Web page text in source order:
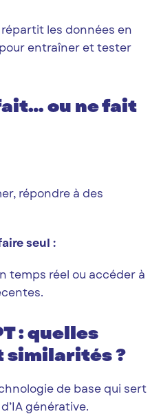
répartit les données en
entraîner et tester
ou ne fait
répondre à des
seul :
temps réel ou accéder à
: quelles
similarités ?
de base qui sert
générative.